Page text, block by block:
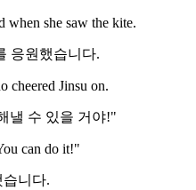
when she saw the kite.
응원했습니다.
cheered Jinsu on.
낼 수 있을 거야!"
can do it!"
니다.